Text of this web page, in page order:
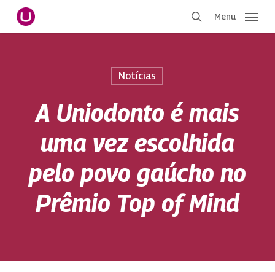
Pular
para
Menu
Notícias
A Uniodonto é mais
uma vez escolhida
pelo povo gaúcho no
Prêmio Top of Mind